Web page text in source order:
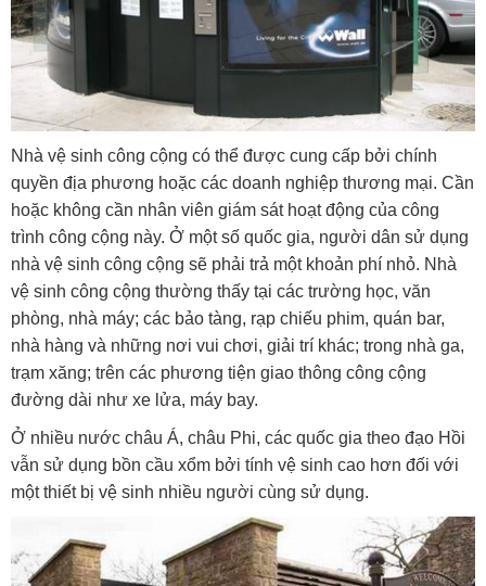
Nhà vệ sinh công cộng có thể được cung cấp bởi chính
quyền địa phương hoặc các doanh nghiệp thương mại. Cần
hoặc không cần nhân viên giám sát hoạt động của công
trình công cộng này. Ở một số quốc gia, người dân sử dụng
nhà vệ sinh công cộng sẽ phải trả một khoản phí nhỏ. Nhà
vệ sinh công cộng thường thấy tại các trường học, văn
phòng, nhà máy; các bảo tàng, rạp chiếu phim, quán bar,
nhà hàng và những nơi vui chơi, giải trí khác; trong nhà ga,
trạm xăng; trên các phương tiện giao thông công cộng
đường dài như xe lửa, máy bay.
Ở nhiều nước châu Á, châu Phi, các quốc gia theo đạo Hồi
vẫn sử dụng bồn cầu xổm bởi tính vệ sinh cao hơn đối với
một thiết bị vệ sinh nhiều người cùng sử dụng.